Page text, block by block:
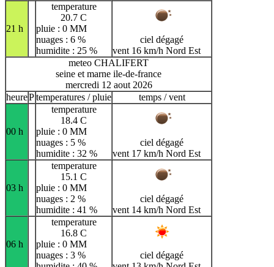
21 h
temperature
20.7 C
pluie : 0 MM
nuages : 6 %
humidite : 25 %
ciel dégagé
vent 16 km/h Nord Est
meteo CHALIFERT
seine et marne ile-de-france
mercredi 12 aout 2026
heurePtemperatures / pluie temps / vent
00 h
temperature
18.4 C
pluie : 0 MM
nuages : 5 %
humidite : 32 %
ciel dégagé
vent 17 km/h Nord Est
03 h
temperature
15.1 C
pluie : 0 MM
nuages : 2 %
humidite : 41 %
ciel dégagé
vent 14 km/h Nord Est
06 h
temperature
16.8 C
pluie : 0 MM
nuages : 3 %
ciel dégagé